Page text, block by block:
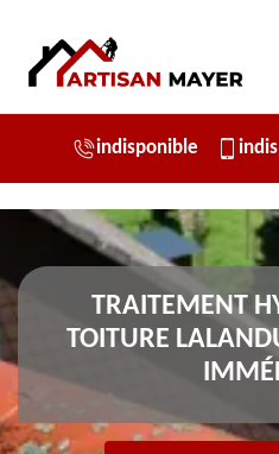
indisponible
TRAITEMENT
TOITURE